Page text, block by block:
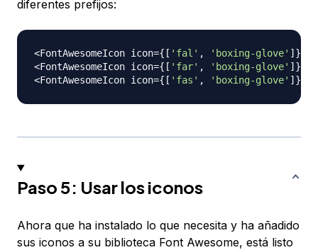
diferentes prefijos:
<FontAwesomeIcon icon={ [ 'fal' , 'boxing-glove' ] }
<FontAwesomeIcon icon={ [ 'far' , 'boxing-glove' ] }
<FontAwesomeIcon icon={ [ 'fas' , 'boxing-glove' ] }
Paso 5: Usar los iconos
Ahora que ha instalado lo que necesita y ha añadido
sus iconos a su biblioteca Font Awesome, está listo